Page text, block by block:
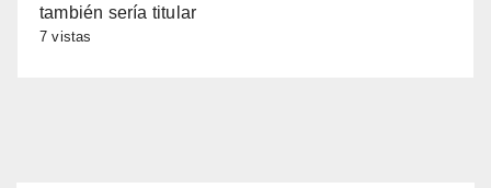
también sería titular
7 vistas